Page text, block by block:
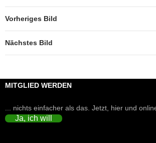
Vorheriges Bild
Nächstes Bild
MITGLIED WERDEN
... nichts einfacher als das. Jetzt, hier und
Ja, ich will